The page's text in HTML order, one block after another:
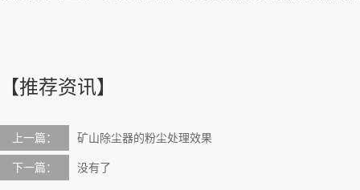
【推荐资讯】
上一篇： 矿山除尘器的粉尘处理效果
下一篇： 没有了